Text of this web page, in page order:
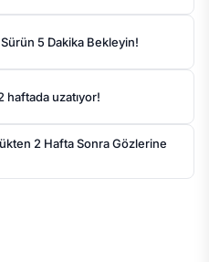
Sürün 5 Dakika Bekleyin!
haftada uzatıyor!
2 Hafta Sonra Gözlerine